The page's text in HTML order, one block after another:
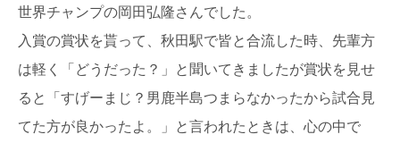
世界チャンプの岡田弘隆さんでした。
入賞の賞状を貰って、秋田駅で皆と合流した時、先輩方
は軽く「どうだった？」と聞いてきましたが賞状を見せ
ると「すげーまじ？男鹿半島つまらなかったから試合見
てた方が良かったよ。」と言われたときは、心の中で